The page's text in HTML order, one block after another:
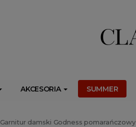
AKCESORIA SUMMER
Garnitur damski Godness pomarańczowy